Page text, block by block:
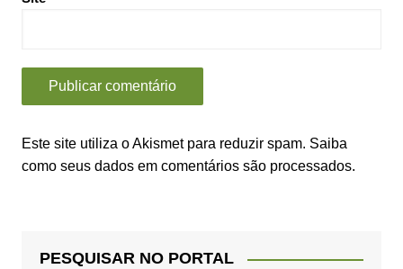
Este site utiliza o Akismet para reduzir spam. Saiba
como seus dados em comentários são processados.
PESQUISAR NO PORTAL